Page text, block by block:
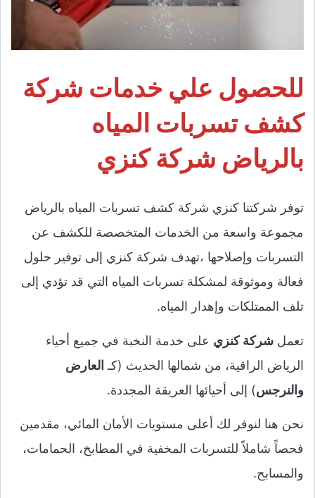
للحصول علي خدمات شركة
كشف تسربات المياه
بالرياض شركة كنزي
توفر شركتنا كنزي شركة كشف تسربات المياه بالرياض
مجموعة واسعة من الخدمات المتخصصة للكشف عن
التسربات وإصلاحها ،تهدف شركة كنزي إلى توفير حلول
فعالة وموثوقة لمشكلة تسربات المياه التي قد تؤدي إلى
تلف الممتلكات وإهدار المياه.
تعمل شركة كنزي على خدمة النخبة في جميع أحياء
الرياض الراقية، من شمالها الحديث (كـ العارض
والنرجس) إلى أحيائها العريقة المجددة.
نحن هنا لنوفر لك أعلى مستويات الأمان المائي، مقدمين
فحصاً شاملاً للتسربات المخفية في المطابخ، الحمامات،
والمسابح.